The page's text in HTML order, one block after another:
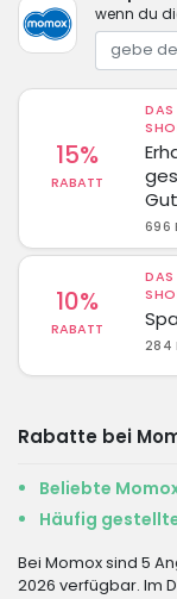
wenn du
15%
RABATT
DAS
696
10%
RABATT
DAS
284
Rabatte bei
Beliebte
Häufig
Bei Momox sind 5
2026 verfügbar. Im